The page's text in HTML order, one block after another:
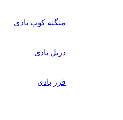
منگنه کوب بادی
دریل بادی
فرز بادی